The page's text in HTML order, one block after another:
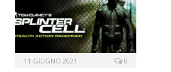
11 GIUGNO 2021 0